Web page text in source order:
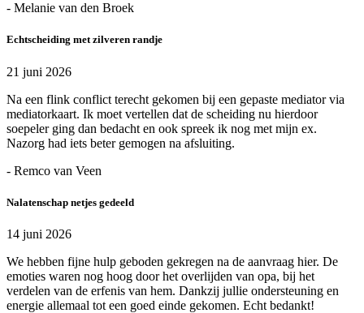
- Melanie van den Broek
Echtscheiding met zilveren randje
21 juni 2026
Na een flink conflict terecht gekomen bij een gepaste mediator via
mediatorkaart. Ik moet vertellen dat de scheiding nu hierdoor
soepeler ging dan bedacht en ook spreek ik nog met mijn ex.
Nazorg had iets beter gemogen na afsluiting.
- Remco van Veen
Nalatenschap netjes gedeeld
14 juni 2026
We hebben fijne hulp geboden gekregen na de aanvraag hier. De
emoties waren nog hoog door het overlijden van opa, bij het
verdelen van de erfenis van hem. Dankzij jullie ondersteuning en
energie allemaal tot een goed einde gekomen. Echt bedankt!